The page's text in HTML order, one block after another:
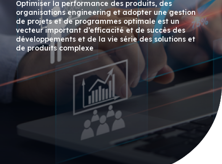
Optimiser la performance des produits, des
organisations engineering et adopter une gestion
de projets et de programmes optimale est un
vecteur important d’efficacité et de succès des
développements et de la vie série des solutions et
de produits complexe